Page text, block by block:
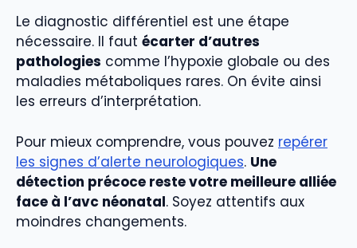
Le diagnostic différentiel est une étape
nécessaire. Il faut écarter d’autres
pathologies comme l’hypoxie globale ou des
maladies métaboliques rares. On évite ainsi
les erreurs d’interprétation.
Pour mieux comprendre, vous pouvez repérer
les signes d’alerte neurologiques. Une
détection précoce reste votre meilleure alliée
face à l’avc néonatal. Soyez attentifs aux
moindres changements.